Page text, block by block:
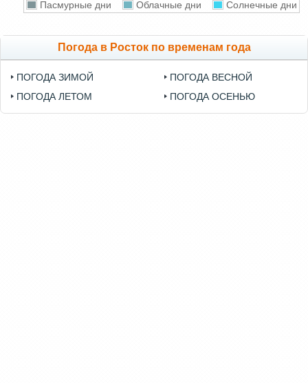
Пасмурные дни Облачные дни Солнечные дни
Погода в Росток по временам года
ПОГОДА ЗИМОЙ
ПОГОДА ЛЕТОМ
ПОГОДА ВЕСНОЙ
ПОГОДА ОСЕНЬЮ